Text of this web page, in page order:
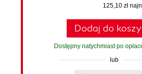
125,10 zł
Dodaj do
Dostępny natychmiast po
lub